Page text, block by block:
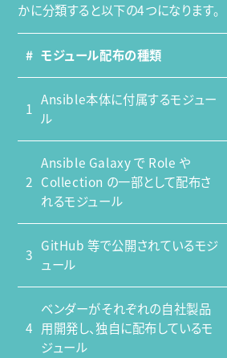
かに分類すると以下の4つになります。
# モジュール配布の種類
1
Ansible本体に付属するモジュー
ル
2
Ansible Galaxy で Role や
Collection の一部として配布さ
れるモジュール
3
GitHub 等で公開されているモジ
ュール
4
ベンダーがそれぞれの自社製品
用開発し、独自に配布しているモ
ジュール